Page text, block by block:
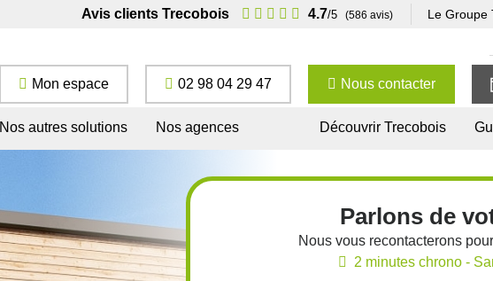
Avis clients Trecobois 4.7/5 (586 avis) Le Groupe
Mon espace 02 98 04 29 47 Nous contacter
Nos autres solutions Nos agences Découvrir Trecobois
Parlons de
Nous vous recontacterons
2 minutes chrono -